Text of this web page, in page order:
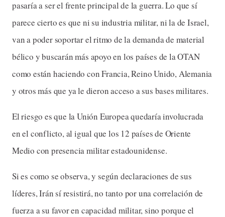
pasaría a ser el frente principal de la guerra. Lo que sí
parece cierto es que ni su industria militar, ni la de Israel,
van a poder soportar el ritmo de la demanda de material
bélico y buscarán más apoyo en los países de la OTAN
como están haciendo con Francia, Reino Unido, Alemania
y otros más que ya le dieron acceso a sus bases militares.
El riesgo es que la Unión Europea quedaría involucrada
en el conflicto, al igual que los 12 países de Oriente
Medio con presencia militar estadounidense.
Si es como se observa, y según declaraciones de sus
líderes, Irán sí resistirá, no tanto por una correlación de
fuerza a su favor en capacidad militar, sino porque el